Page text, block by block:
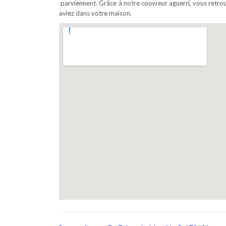
parviennent. Grâce à notre couvreur aguerri, vous
aviez dans votre maison.